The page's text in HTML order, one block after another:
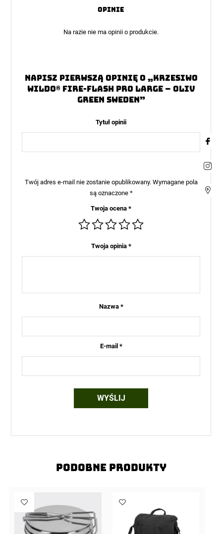
Opinie
Na razie nie ma opinii o produkcie.
Napisz pierwszą opinię o „Krzesiwo
Wildo® Fire-Flash Pro Large – Oliv
Green Sweden”
Tytuł opinii
Twój adres e-mail nie zostanie opublikowany. Wymagane pola
są oznaczone *
Twoja ocena *
Twoja opinia *
Nazwa *
E-mail *
Podobne produkty